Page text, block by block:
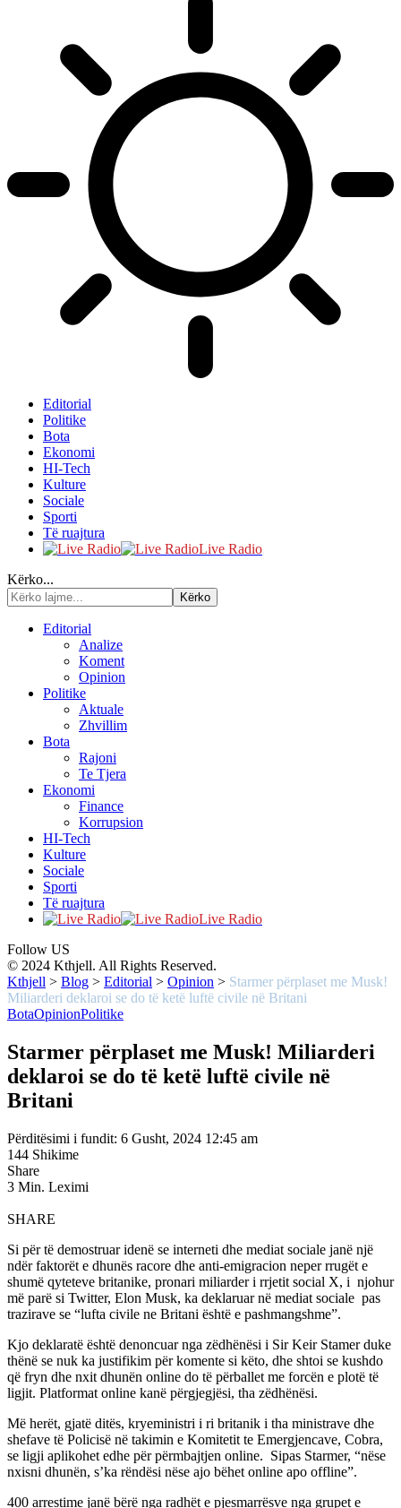
Editorial
Politike
Bota
Ekonomi
HI-Tech
Kulture
Sociale
Sporti
Të ruajtura
Live Radio
Kërko...
Editorial
Analize
Koment
Opinion
Politike
Aktuale
Zhvillim
Bota
Rajoni
Te Tjera
Ekonomi
Finance
Korrupsion
HI-Tech
Kulture
Sociale
Sporti
Të ruajtura
Live Radio
Follow US
© 2024 Kthjell. All Rights Reserved.
Kthjell > Blog > Editorial > Opinion > Starmer përplaset me Musk!
Miliarderi deklaroi se do të ketë luftë civile në Britani
BotaOpinionPolitike
Starmer përplaset me Musk! Miliarderi
deklaroi se do të ketë luftë civile në
Britani
Përditësimi i fundit: 6 Gusht, 2024 12:45 am
144 Shikime
Share
3 Min. Leximi
SHARE
Si për të demostruar idenë se interneti dhe mediat sociale janë një
ndër faktorët e dhunës racore dhe anti-emigracion neper rrugët e
shumë qyteteve britanike, pronari miliarder i rrjetit social X, i njohur
më parë si Twitter, Elon Musk, ka deklaruar në mediat sociale pas
trazirave se “lufta civile ne Britani është e pashmangshme”.
Kjo deklaratë është denoncuar nga zëdhënësi i Sir Keir Stamer duke
thënë se nuk ka justifikim për komente si këto, dhe shtoi se kushdo
që fryn dhe nxit dhunën online do të përballet me forcën e plotë të
ligjit. Platformat online kanë përgjegjësi, tha zëdhënësi.
Më herët, gjatë ditës, kryeministri i ri britanik i tha ministrave dhe
shefave të Policisë në takimin e Komitetit te Emergjencave, Cobra,
se ligji aplikohet edhe për përmbajtjen online. Sipas Starmer, “nëse
nxisni dhunën, s’ka rëndësi nëse ajo bëhet online apo offline”.
400 arrestime janë bërë nga radhët e pjesmarrësve nga grupet e